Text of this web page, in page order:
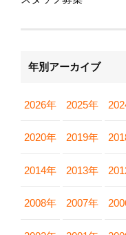
年別アーカイブ
2026年 2025年
2020年 2019年
2014年 2013年
2008年 2007年